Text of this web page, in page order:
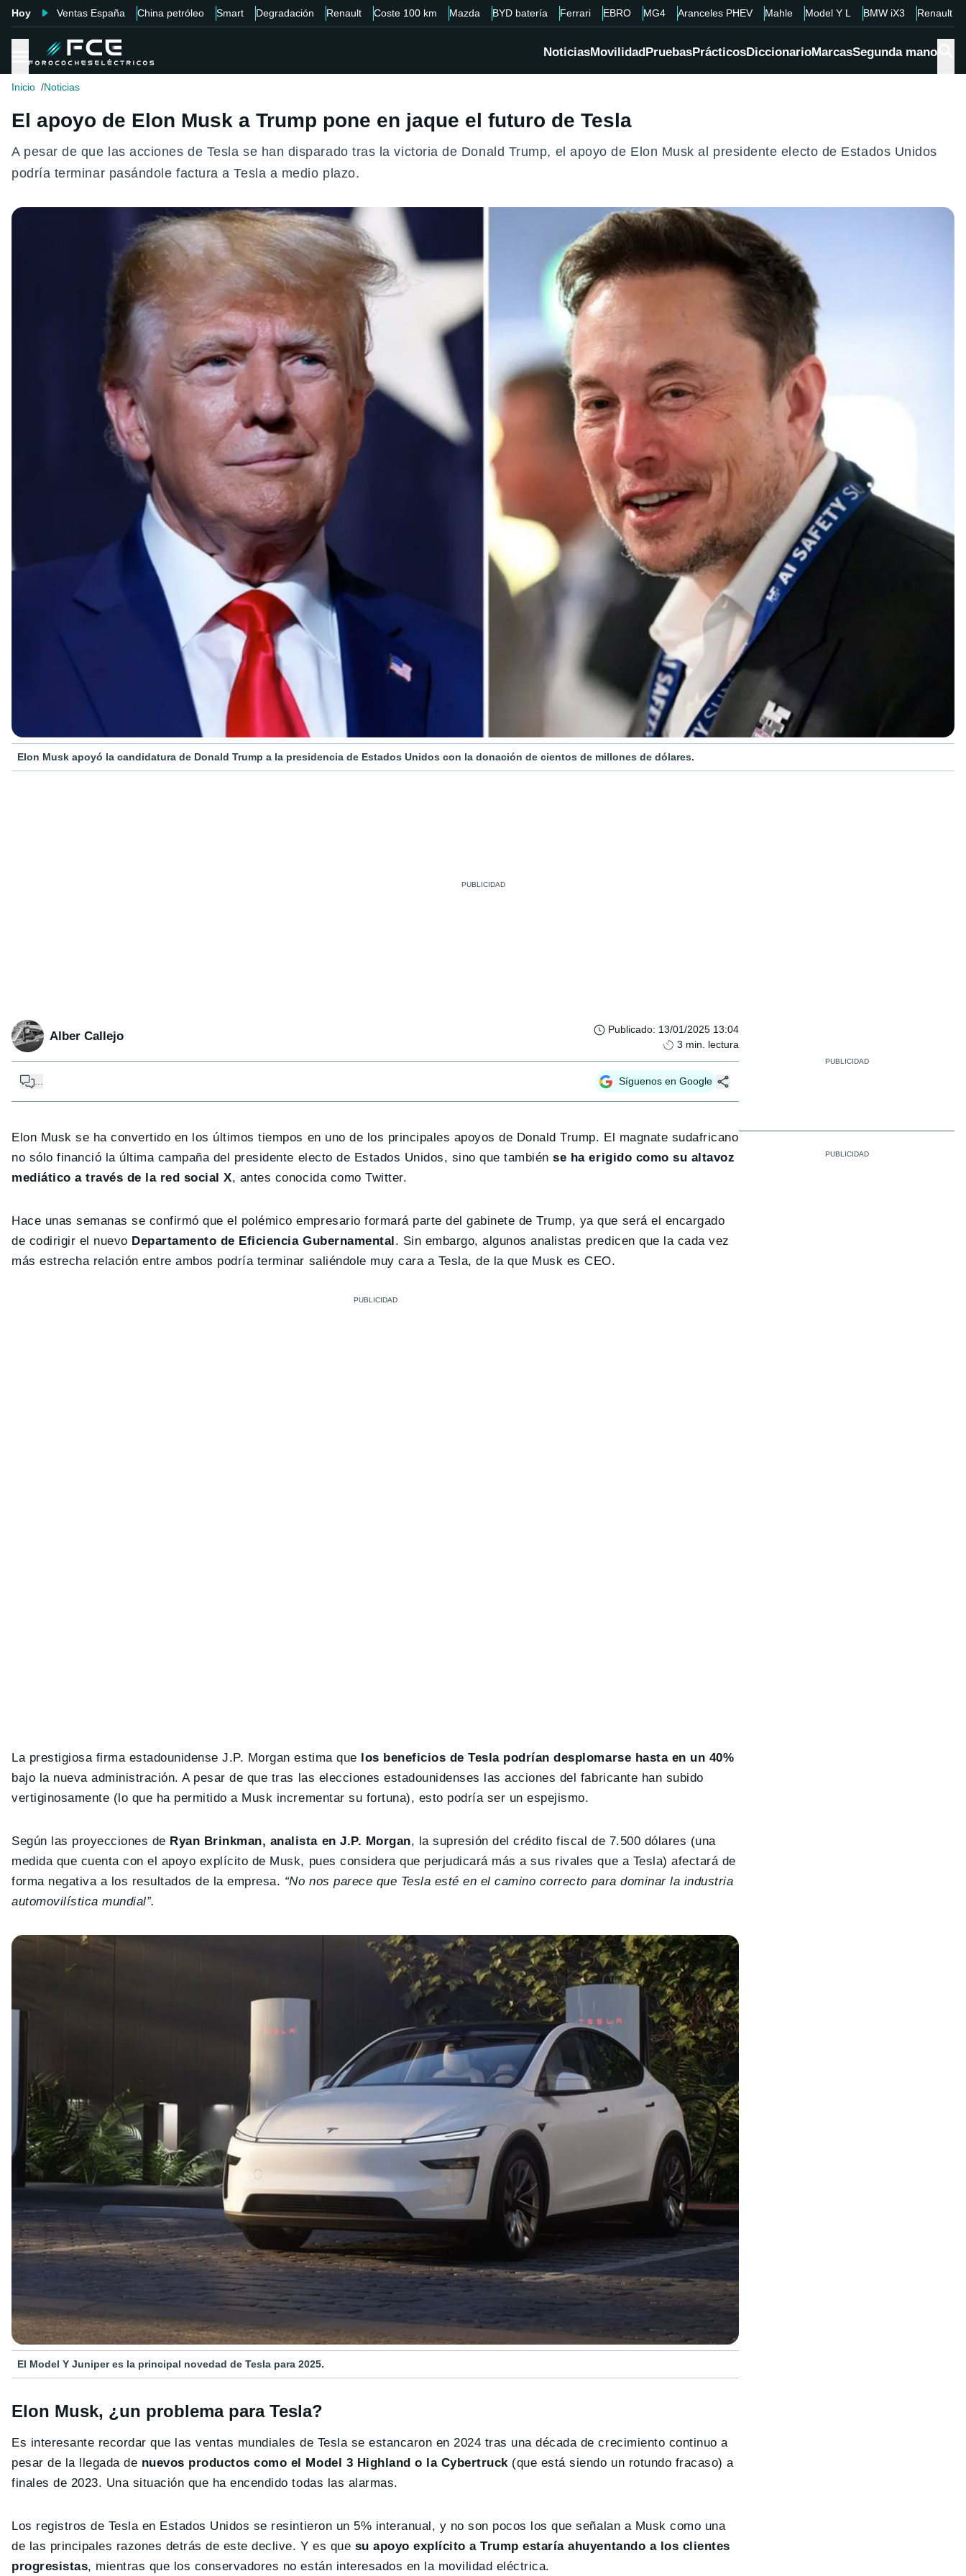
Hoy Ventas España China petróleo Smart Degradación Renault Coste 100 km Mazda BYD batería Ferrari EBRO MG4 Aranceles PHEV Mahle Model Y L BMW iX3 Renault
NoticiasMovilidadPruebasPrácticosDiccionarioMarcasSegunda mano
Inicio Noticias
El apoyo de Elon Musk a Trump pone en jaque el futuro de Tesla
A pesar de que las acciones de Tesla se han disparado tras la victoria de Donald Trump, el apoyo de Elon Musk al presidente electo de Estados Unidos
podría terminar pasándole factura a Tesla a medio plazo.
Elon Musk apoyó la candidatura de Donald Trump a la presidencia de Estados Unidos con la donación de cientos de millones de dólares.
Alber Callejo Publicado: 13/01/2025 13:04
3 min. lectura
... Síguenos en Google
Elon Musk se ha convertido en los últimos tiempos en uno de los principales apoyos de Donald Trump. El magnate sudafricano
no sólo financió la última campaña del presidente electo de Estados Unidos, sino que tambiénse ha erigido como su altavoz
mediático a través de la red social X, antes conocida como Twitter.
Hace unas semanas se confirmó que el polémico empresario formará parte del gabinete de Trump, ya que será el encargado
de codirigir el nuevo Departamento de Eficiencia Gubernamental . Sin embargo, algunos analistas predicen que la cada vez
más estrecha relación entre ambos podría terminar saliéndole muy cara a Tesla, de la que Musk es CEO.
La prestigiosa firma estadounidense J.P. Morgan estima que los beneficios de Tesla podrían desplomarse hasta en un 40%
bajo la nueva administración. A pesar de que tras las elecciones estadounidenses las acciones del fabricante han subido
vertiginosamente (lo que ha permitido a Musk incrementar su fortuna), esto podría ser un espejismo.
Según las proyecciones de Ryan Brinkman, analista en J.P. Morgan, la supresión del crédito fiscal de 7.500 dólares (una
medida que cuenta con el apoyo explícito de Musk, pues considera que perjudicará más a sus rivales que a Tesla) afectará de
forma negativa a los resultados de la empresa. “No nos parece que Tesla esté en el camino correcto para dominar la industria
automovilística mundial”.
El Model Y Juniper es la principal novedad de Tesla para 2025.
Elon Musk, ¿un problema para Tesla?
Es interesante recordar que las ventas mundiales de Tesla se estancaron en 2024 tras una década de crecimiento continuo a
pesar de la llegada de nuevos productos como el Model 3 Highland o la Cybertruck (que está siendo un rotundo fracaso) a
finales de 2023. Una situación que ha encendido todas las alarmas.
Los registros de Tesla en Estados Unidos se resintieron un 5% interanual, y no son pocos los que señalan a Musk como una
de las principales razones detrás de este declive. Y es que su apoyo explícito a Trump estaría ahuyentando a los clientes
progresistas, mientras que los conservadores no están interesados en la movilidad eléctrica.